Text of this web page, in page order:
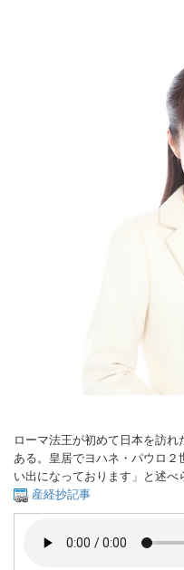
ローマ法王が初めて日本を訪
ある。皇居でヨハネ・パウロ
い出になっております」と述べ
産経抄記事